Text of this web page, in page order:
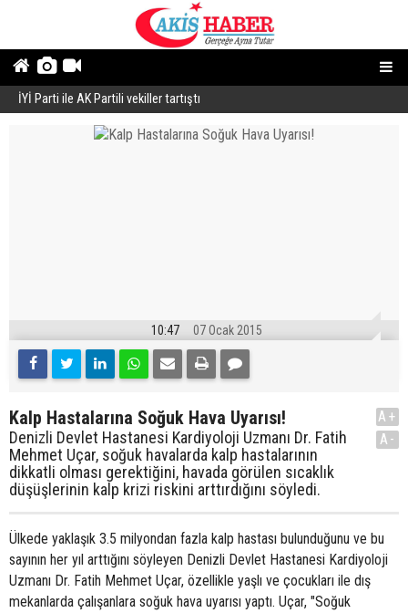
İYİ Parti ile AK Partili vekiller tartıştı
Butik İşletmeler E-Ticarete Başlarken Doğru Altyapıyı Nasıl Seçmeli?
10:47 07 Ocak 2015
Kalp Hastalarına Soğuk Hava Uyarısı!
Denizli Devlet Hastanesi Kardiyoloji Uzmanı Dr. Fatih
Mehmet Uçar, soğuk havalarda kalp hastalarının
dikkatli olması gerektiğini, havada görülen sıcaklık
düşüşlerinin kalp krizi riskini arttırdığını söyledi.
A+
A-
Ülkede yaklaşık 3.5 milyondan fazla kalp hastası bulunduğunu ve bu
sayının her yıl arttığını söyleyen Denizli Devlet Hastanesi Kardiyoloji
Uzmanı Dr. Fatih Mehmet Uçar, özellikle yaşlı ve çocukları ile dış
mekanlarda çalışanlara soğuk hava uyarısı yaptı. Uçar, "Soğuk